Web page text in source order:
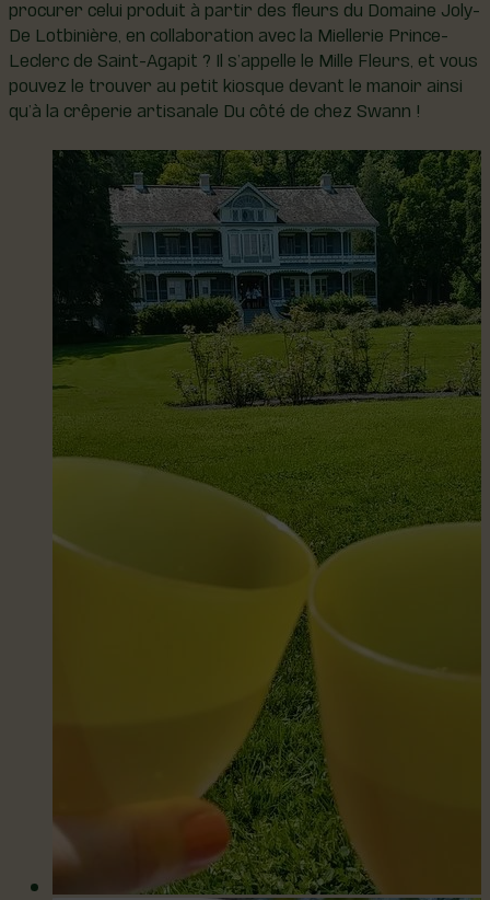
De Lotbinière, en collaboration avec la Miellerie Prince-
Leclerc de Saint-Agapit ? Il s’appelle le Mille Fleurs, et vous
pouvez le trouver au petit kiosque devant le manoir ainsi
qu’à la crêperie artisanale Du côté de chez Swann !